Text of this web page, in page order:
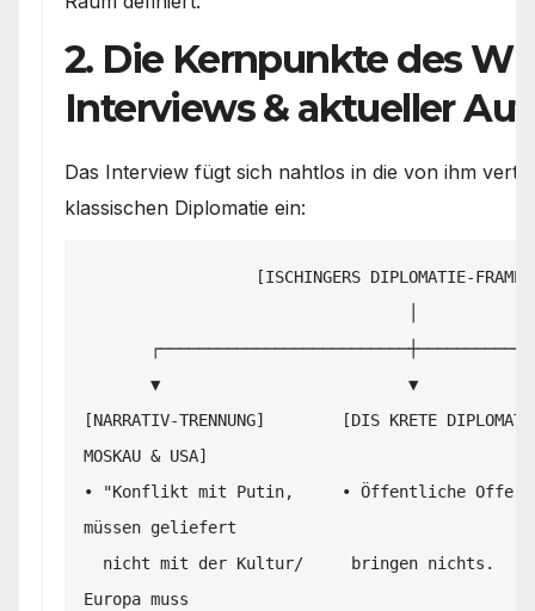
2. Die Kernpunkte des
Interviews & aktueller
Das Interview fügt sich nahtlos in die von ihm
klassischen Diplomatie ein:
[NARRATIV-TRENNUNG]        [DIS KRETE
MOSKAU & USA]
• "Konflikt mit Putin,     • Öffentliche
müssen geliefert
Europa muss